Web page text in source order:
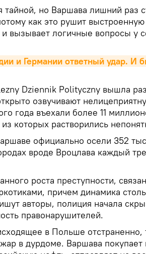
но Варшава лишний раз
как это рушит
вызывает логичные вопросы у
и Германии ответный удар. И
Dziennik Polityczny вышла
озвучивают
года въехали более 11
которых растворились
официально осели 352
вроде Вроцлава каждый
роста преступности,
причем динамика столь
авторы, полиция начала
правонарушителей.
в Польше отстраненно,
в дурдоме. Варшава покупает